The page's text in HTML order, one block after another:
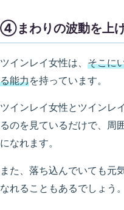
④まわりの波動を上
ツインレイ女性は、 そこに
る能力を持っています。
ツインレイ女性とツインレ
るのを見ているだけで、周
になれます。
また、落ち込んでいても元
なれることもあるでしょう。